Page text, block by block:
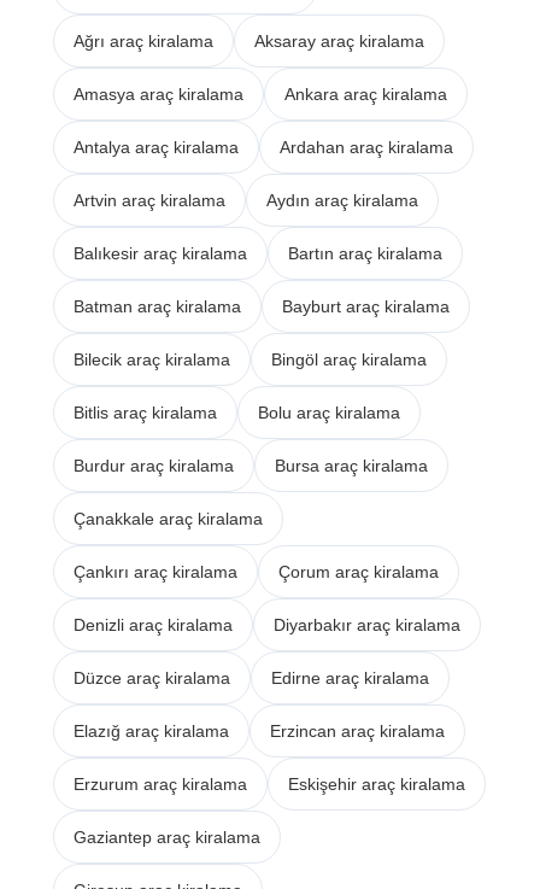
Ağrı araç kiralama Aksaray araç kiralama
Amasya araç kiralama Ankara araç kiralama
Antalya araç kiralama Ardahan araç kiralama
Artvin araç kiralama Aydın araç kiralama
Balıkesir araç kiralama Bartın araç kiralama
Batman araç kiralama Bayburt araç kiralama
Bilecik araç kiralama Bingöl araç kiralama
Bitlis araç kiralama Bolu araç kiralama
Burdur araç kiralama Bursa araç kiralama
Çanakkale araç kiralama
Çankırı araç kiralama Çorum araç kiralama
Denizli araç kiralama Diyarbakır araç kiralama
Düzce araç kiralama Edirne araç kiralama
Elazığ araç kiralama Erzincan araç kiralama
Erzurum araç kiralama Eskişehir araç kiralama
Gaziantep araç kiralama